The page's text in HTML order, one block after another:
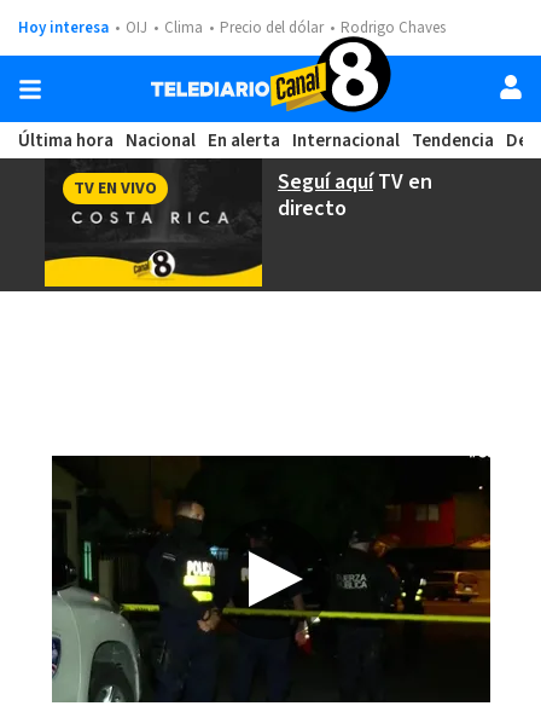
Hoy interesa OIJ Clima Precio del dólar Rodrigo Chaves
Última hora Nacional En alerta Internacional Tendencia
Seguí aquíTV en
directo
TV EN VIVO